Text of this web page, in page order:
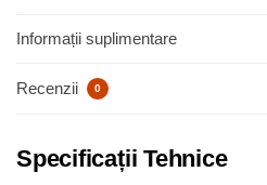
Informații suplimentare
Recenzii 0
Specificații Tehnice